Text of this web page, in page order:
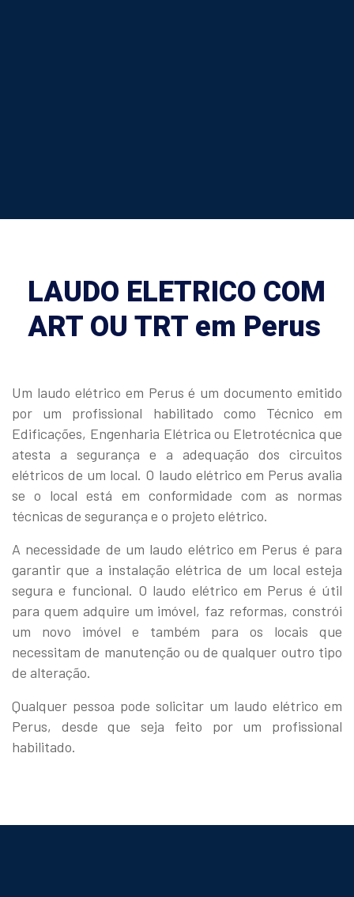
LAUDO ELETRICO COM
ART OU TRT em Perus
Um laudo elétrico em Perus é um documento emitido
por um profissional habilitado como Técnico em
Edificações, Engenharia Elétrica ou Eletrotécnica que
atesta a segurança e a adequação dos circuitos
elétricos de um local. O laudo elétrico em Perus avalia
se o local está em conformidade com as normas
técnicas de segurança e o projeto elétrico.
A necessidade de um laudo elétrico em Perus é para
garantir que a instalação elétrica de um local esteja
segura e funcional. O laudo elétrico em Perus é útil
para quem adquire um imóvel, faz reformas, constrói
um novo imóvel e também para os locais que
necessitam de manutenção ou de qualquer outro tipo
de alteração.
Qualquer pessoa pode solicitar um laudo elétrico em
Perus, desde que seja feito por um profissional
habilitado.